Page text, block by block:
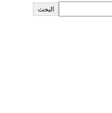
البحث